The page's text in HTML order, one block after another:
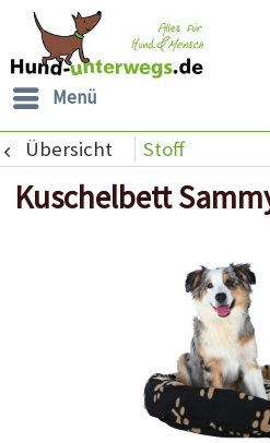
Menü
Übersicht Stoff
Kuschelbett